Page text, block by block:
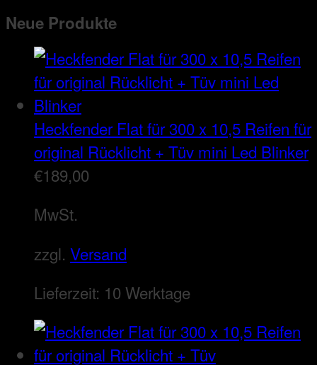
Neue Produkte
Heckfender Flat für 300 x 10,5 Reifen für
original Rücklicht + Tüv mini Led Blinker
€189,00
MwSt.
zzgl. Versand
Lieferzeit: 10 Werktage